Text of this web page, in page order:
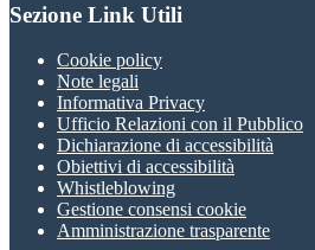
Sezione Link Utili
Cookie policy
Note legali
Informativa Privacy
Ufficio Relazioni con il Pubblico
Dichiarazione di accessibilità
Obiettivi di accessibilità
Whistleblowing
Gestione consensi cookie
Amministrazione trasparente